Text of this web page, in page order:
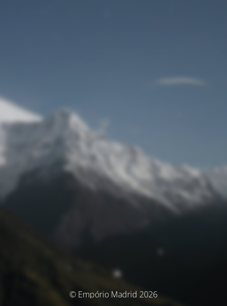
© Empório Madrid 2026